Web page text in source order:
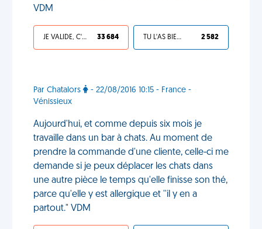
VDM
JE VALIDE, C'EST UNE VDM 33 684 TU L'AS BIEN MÉRITÉ 2 582
Par Chatalors
- 22/08/2016 10:15 - France -
Vénissieux
Aujourd'hui, et comme depuis six mois je
travaille dans un bar à chats. Au moment de
prendre la commande d'une cliente, celle-ci me
demande si je peux déplacer les chats dans
une autre pièce le temps qu'elle finisse son thé,
parce qu'elle y est allergique et ''il y en a
partout." VDM